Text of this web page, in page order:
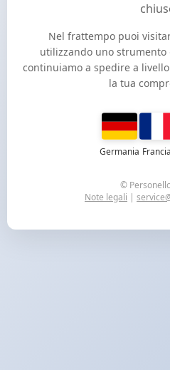
Nel frattempo puoi
utilizzando uno
continuiamo a spedire a
la tua
Germania Francia
©
Note legali |